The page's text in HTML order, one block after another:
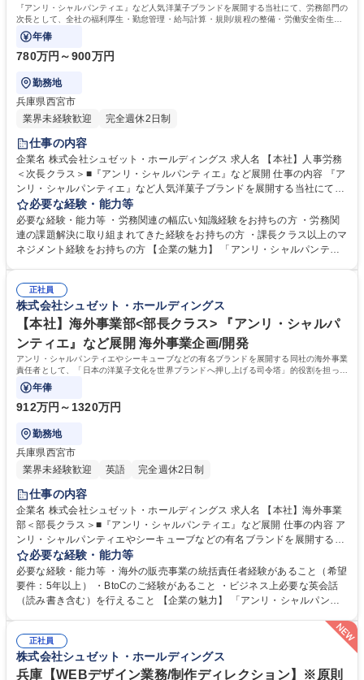
『アンリ・シャルパンティエ』など人気洋菓子ブランドを展開する当社にて、労務部門の
次長として、全社の福利厚生・勤怠管理・給与計算・規則/規程の整備・労働安全衛生に
関する実務担当・管理をお任せします。
年俸
780万円～900万円
勤務地
兵庫県西宮市
業界未経験歓迎
完全週休2日制
仕事の内容
企業名 株式会社シュゼット・ホールディングス 求人名 【本社】人事労務
＜次長クラス＞■『アンリ・シャルパンティエ』など展開 仕事の内容 『ア
ンリ・シャルパンティエ』など人気洋菓子ブランドを展開する当社にて、
労務部門の次長として、全社の福利厚生・勤怠管理・給与計算・規則/規程
の整備・労働安全衛生に関する実務担当・管理をお任せします。 ・福利厚
生制度の運営・見直し ・勤怠管理と給与計算（外注先あり） ・規則・規
程の管理・見直し及び周知 ・入社・休職・退職事務処理及び管理 ・労働
必要な経験・能力等
必要な経験・能力等 ・労務関連の幅広い知識経験をお持ちの方 ・労務関
連の課題解決に取り組まれてきた経験をお持ちの方 ・課長クラス以上のマ
ネジメント経験をお持ちの方 【企業の魅力】 「アンリ・シャルパンティ
強みです。伝統を守りつつも、顧客の声（VoC）分析に基づいたEC強化
やサービス改善など、革新的な挑戦を続けています。 学歴・資格 学歴：
大学院 大学 語学力： 資格：
正社員
株式会社シュゼット・ホールディングス
【本社】海外事業部<部長クラス> 『アンリ・シャルパ
ンティエ』など展開 海外事業企画/開発
アンリ・シャルパンティエやシーキューブなどの有名ブランドを展開する同社の海外事業
責任者として、「日本の洋菓子文化を世界ブランドへ押し上げる司令塔」的役割を担って
いただきます。
年俸
912万円～1320万円
勤務地
兵庫県西宮市
業界未経験歓迎
英語 完全週休2日制
仕事の内容
企業名 株式会社シュゼット・ホールディングス 求人名 【本社】海外事業
部＜部長クラス＞■『アンリ・シャルパンティエ』など展開 仕事の内容 ア
ンリ・シャルパンティエやシーキューブなどの有名ブランドを展開する同
社の海外事業責任者として、「日本の洋菓子文化を世界ブランドへ押し上
げる司令塔」的役割を担っていただきます。 【具体的には】事業運営 、
事業状況の報告 ・新規出店等の交渉・対外折衝 ・予算策定、事業推進、
事業改善など。 ※シンガポール、タイ、台湾などアジア圏を中心に急速な
社】海外事業部＜部長クラス＞■『アンリ・シャルパンティエ』など展開
必要な経験・能力等
必要な経験・能力等 ・海外の販売事業の統括責任者経験があること（希望
要件：5年以上） ・BtoCのご経験があること ・ビジネス上必要な英会話
（読み書き含む）を行えること 【企業の魅力】 「アンリ・シャルパンテ
企業。ギネス認定フィナンシェを持つ圧倒的なブランド力と高い製菓技術
が強みです。伝統を守りつつも、顧客の声（VoC）分析に基づいたEC強
化やサービス改善など、革新的な挑戦を続けています。 学歴・資格 学
歴：大学院 大学 語学力：英語 資格：
正社員
株式会社シュゼット・ホールディングス
兵庫【WEBデザイン業務/制作ディレクション】※原則